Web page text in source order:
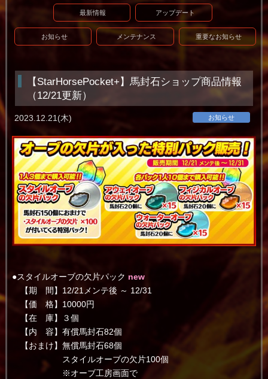
最新情報 アップデート
お知らせ メンテナンス 重要なお知らせ
【StarHorsePocket+】馬封石ショップ商品情報
（12/21更新）
お知らせ
2023.12.21(木)
●スタイルオーブの欠片パック new
【期 間】12/21メンテ後 ～ 12/31
【価 格】10000円
【在 庫】３個
【内 容】有償馬封石82個
【おまけ】無償馬封石68個
スタイルオーブの欠片100個
※オーブ工房画面で